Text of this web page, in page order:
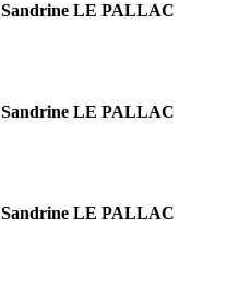
Sandrine LE PALLAC
Sandrine LE PALLAC
Sandrine LE PALLAC